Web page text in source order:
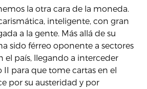
la otra cara de la moneda.
inteligente, con gran
a la gente. Más allá de su
sido férreo oponente a sectores
el país, llegando a interceder
II para que tome cartas en el
por su austeridad y por